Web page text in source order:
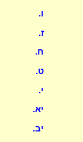
ו.
ז.
ח.
ט.
י.
יא.
יב.